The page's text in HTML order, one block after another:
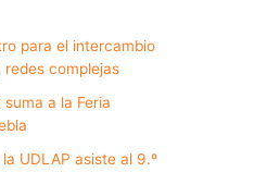
para el intercambio
complejas
a la Feria
UDLAP asiste al 9.º